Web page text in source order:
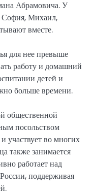
Абрамовича. У
София, Михаил,
вместе.
для нее превыше
работу и домашний
детей и
больше времени.
общественной
посольством
во многих
также занимается
работает над
поддерживая